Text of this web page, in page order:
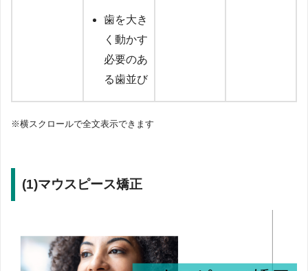
歯を大き
く動かす
必要のあ
る歯並び
※横スクロールで全文表示できます
(1)マウスピース矯正